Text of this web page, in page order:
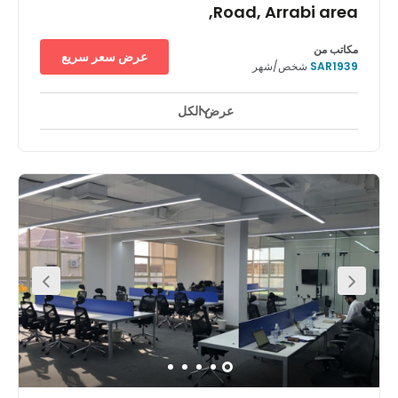
بالإضافة إلى مطابخ مجهزة بالكامل لتحافظ على نشاطك أثناء العمل.
Road, Arrabi area,
موقع المطار
المرموق على أحد الطرق المحورية الرئيسية في المدينة، وهو طريق
الملك عبد العزيز، يوفر مركز ريجس الرياض، اسبرنج بلازا أماكن عمل
مرنة متميزة في هذه المدينة العصرية. وإلى جانب كون الرياض عاصمة
المملكة العربية السعودية، فهي كذلك المركز المالي الرئيسي للبلاد، لذا
تحظى بالانضمام إلى مجتمع احترافي ينعم بالازدهار والجذب على الصعيد
الدولي. ويعد مركز الأعمال نفسه واحدًا من العديد من المجمعات التجارية
رفيعة المستوى في المدينة، كما يضم مجموعة من المكاتب الخاصة
المجهزة جيدًا وقاعات الاجتماعات الأنيقة والأماكن المشتركة الواسعة.
وإضافة إلى وفرة الإضاءة الطبيعية، فكل مكتب يشتمل على شبكة Wi-
Fi عالية السرعة ودعم إداري على وجه نموذجي، وبالتالي فإن إنتاجيتك
مضمونة. ويعتبر حي الربيع أحد الأحياء المجاورة التي تحظى بمكانة
مرموقة، وبالتالي ستجد مؤسسات أكاديمية ومقرات شركات ومجموعة
كبيرة من شبكات النقل ومناطق الجذب على مقربة من المركز. ويقع هذا
المركز التجاري عند مدخل طريق الأمير سعود بن محمد بن مقرن، وهو ما
مكاتب من
SAR1939شخص/شهر
عرض سعر سريع
عرض الكل